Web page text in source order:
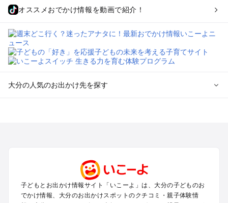
オススメおでかけ情報を動画で紹介！
大分の人気のお出かけ先を探す
中津・国東のプールお出かけ
九重・久住・竹田・長湯のプールお出かけ
子どもとお出かけ情報サイト「いこーよ」は、大分の子どものお
でかけ情報、大分のお出かけスポットのクチコミ・親子体験情